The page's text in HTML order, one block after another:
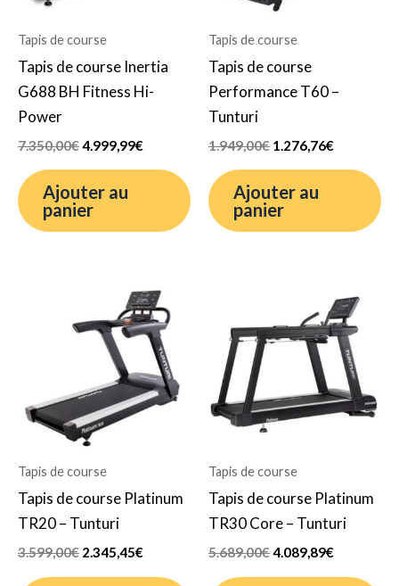
Tapis de course
Tapis de course Inertia
G688 BH Fitness Hi-
Power
7.350,00€4.999,99€
Ajouter au
panier
Tapis de course
Tapis de course
Performance T60 –
Tunturi
1.949,00€ 1.276,76€
Ajouter au
panier
Tapis de course
Tapis de course Platinum
TR20 – Tunturi
3.599,00€
initial
était :
3.599,00€.
2.345,45€
Le
prix
actuel
est :
2.345,45€.
Tapis de course
Tapis de course Platinum
TR30 Core – Tunturi
5.689,00€
initial
était :
5.689,00€.
4.089,89€
prix
actuel
est :
4.089,89€.